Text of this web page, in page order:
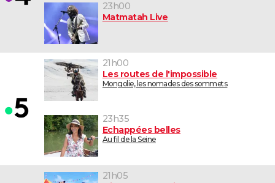
23h00
Matmatah Live
21h00
Les routes de l'impossible
Mongolie, les nomades des sommets
23h35
Echappées belles
Au fil de la Seine
21h05